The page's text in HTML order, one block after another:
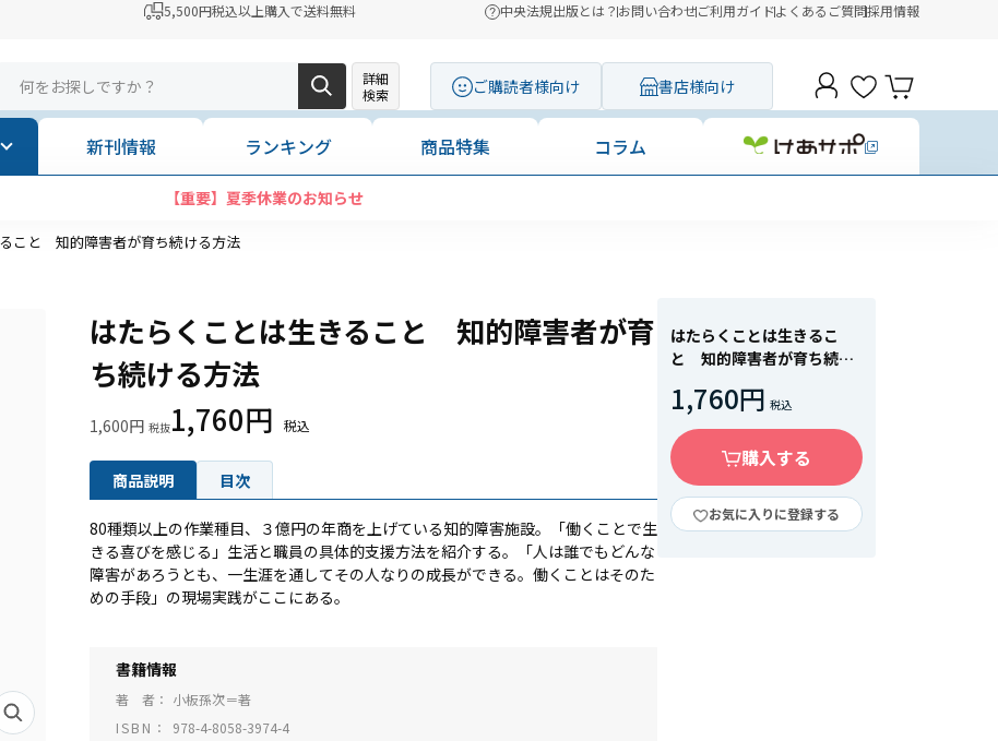
5,500円税込以上購入で送料無料 中央法規出版とは？お問い合わせご利用ガイドよくあるご質問採用情報
詳細
検索
ご購読者様向け 書店様向け
新刊情報 ランキング 商品特集 コラム
【重要】夏季休業のお知らせ
こと 知的障害者が育ち続ける方法
はたらくことは生きること 知的障害者が育
ち続ける方法
1,600円 1,760円
商品説明 目次
80種類以上の作業種目、３億円の年商を上げている知的障害施設。「働くことで生
きる喜びを感じる」生活と職員の具体的支援方法を紹介する。「人は誰でもどんな
障害があろうとも、一生涯を通してその人なりの成長ができる。働くことはそのた
めの手段」の現場実践がここにある。
書籍情報
著 者
小板孫次＝著
ISBN
978-4-8058-3974-4
はたらくことは生きるこ
と 知的障害者が育ち続け
1,760円
購入する
お気に入りに登録する